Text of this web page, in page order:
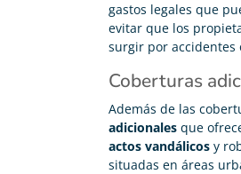
gastos legales que
evitar que los
surgir por accidentes
Coberturas
Además de las
adicionales que
actos vandálicos y
situadas en áreas